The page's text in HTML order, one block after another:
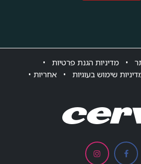
• מדיניות הגנת פרטיות
•
שימוש בעוגיות • אחריות •